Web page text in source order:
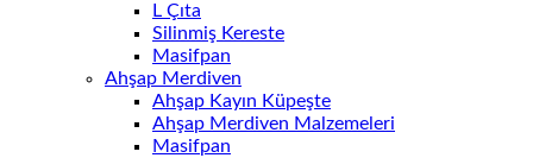
L Çıta
Silinmiş Kereste
Masifpan
Ahşap Merdiven
Ahşap Kayın Küpeşte
Ahşap Merdiven Malzemeleri
Masifpan